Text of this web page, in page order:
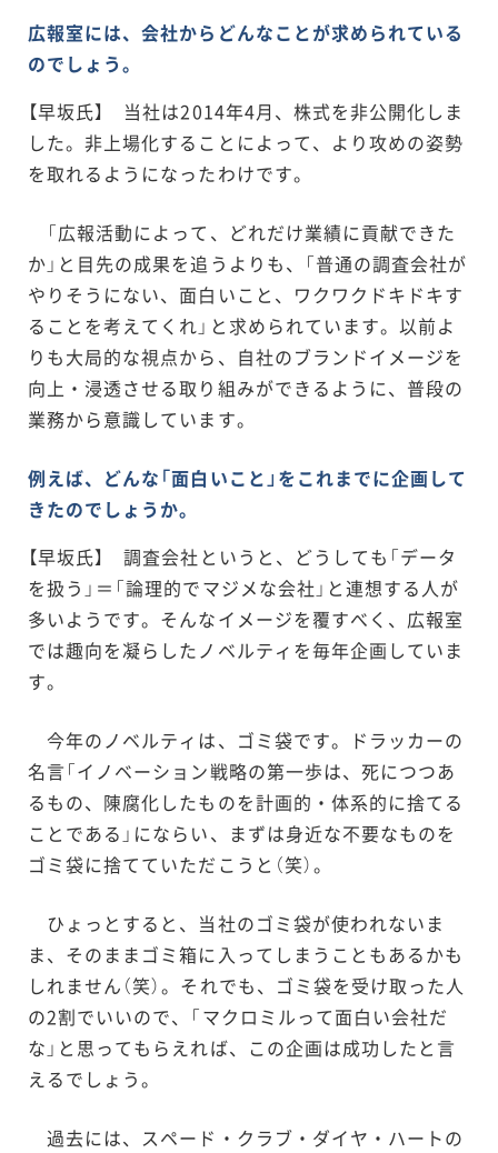
広報室には、会社からどんなことが求められている
のでしょう。
【早坂氏】 当社は2014年4月、株式を非公開化しま
した。非上場化することによって、より攻めの姿勢
を取れるようになったわけです。
「広報活動によって、どれだけ業績に貢献できた
か」と目先の成果を追うよりも、「普通の調査会社が
やりそうにない、面白いこと、ワクワクドキドキす
ることを考えてくれ」と求められています。以前よ
りも大局的な視点から、自社のブランドイメージを
向上・浸透させる取り組みができるように、普段の
業務から意識しています。
例えば、どんな「面白いこと」をこれまでに企画して
きたのでしょうか。
【早坂氏】 調査会社というと、どうしても「データ
を扱う」＝「論理的でマジメな会社」と連想する人が
多いようです。そんなイメージを覆すべく、広報室
では趣向を凝らしたノベルティを毎年企画していま
す。
今年のノベルティは、ゴミ袋です。ドラッカーの
名言「イノベーション戦略の第一歩は、死につつあ
るもの、陳腐化したものを計画的・体系的に捨てる
ことである」にならい、まずは身近な不要なものを
ゴミ袋に捨てていただこうと（笑）。
ひょっとすると、当社のゴミ袋が使われないま
ま、そのままゴミ箱に入ってしまうこともあるかも
しれません（笑）。それでも、ゴミ袋を受け取った人
の2割でいいので、「マクロミルって面白い会社だ
な」と思ってもらえれば、この企画は成功したと言
えるでしょう。
過去には、スペード・クラブ・ダイヤ・ハートの